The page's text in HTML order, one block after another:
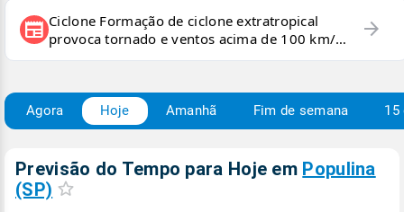
newspaper Ciclone Formação de ciclone extratropical
provoca tornado e ventos acima de 100 km/h
no RS
arrow_forward
Agora Hoje Amanhã Fim de semana 15
Previsão do Tempo para Hoje em Populina
(SP)